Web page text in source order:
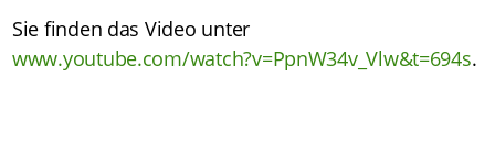
Sie finden das Video unter
www.youtube.com/watch?v=PpnW34v_Vlw&t=694s.